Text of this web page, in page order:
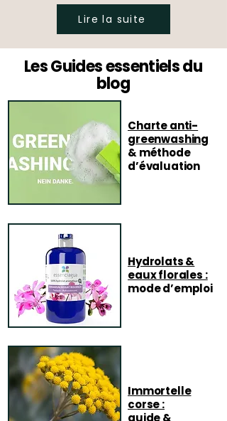
Lire la suite
Les Guides essentiels du
blog
Charte anti-
greenwashing
& méthode
d’évaluation
Hydrolats &
eaux florales :
mode d’emploi
Immortelle
corse :
guide &